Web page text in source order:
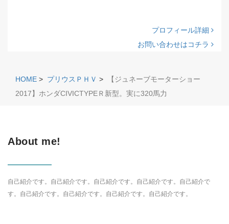
プロフィール詳細
お問い合わせはコチラ
HOME > プリウスＰＨＶ >
【ジュネーブモーターショー
2017】ホンダCIVICTYPEＲ新型。実に320馬力
About me!
自己紹介です。自己紹介です。自己紹介です。自己紹介です。自己紹介で
す。自己紹介です。自己紹介です。自己紹介です。自己紹介です。